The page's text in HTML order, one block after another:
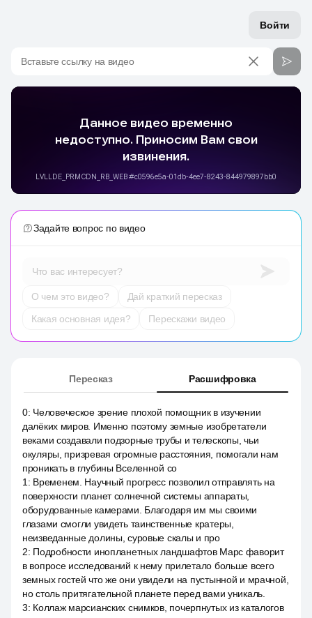
Войти
Вставьте ссылку на видео
Задайте вопрос по видео
Что вас интересует?
О чем это видео?
Дай краткий пересказ
Какая основная идея?
Перескажи видео
Пересказ Расшифровка
0: Человеческое зрение плохой помощник в изучении
далёких миров. Именно поэтому земные изобретатели
веками создавали подзорные трубы и телескопы, чьи
окуляры, призревая огромные расстояния, помогали нам
проникать в глубины Вселенной со
1 : Временем. Научный прогресс позволил отправлять на
поверхности планет солнечной системы аппараты,
оборудованные камерами. Благодаря им мы своими
глазами смогли увидеть таинственные кратеры,
неизведанные долины, суровые скалы и про
2: Подробности инопланетных ландшафтов Марс фаворит
в вопросе исследований к нему прилетало больше всего
земных гостей что же они увидели на пустынной и мрачной,
но столь притягательной планете перед вами уникаль.
3: Коллаж марсианских снимков, почерпнутых из каталогов